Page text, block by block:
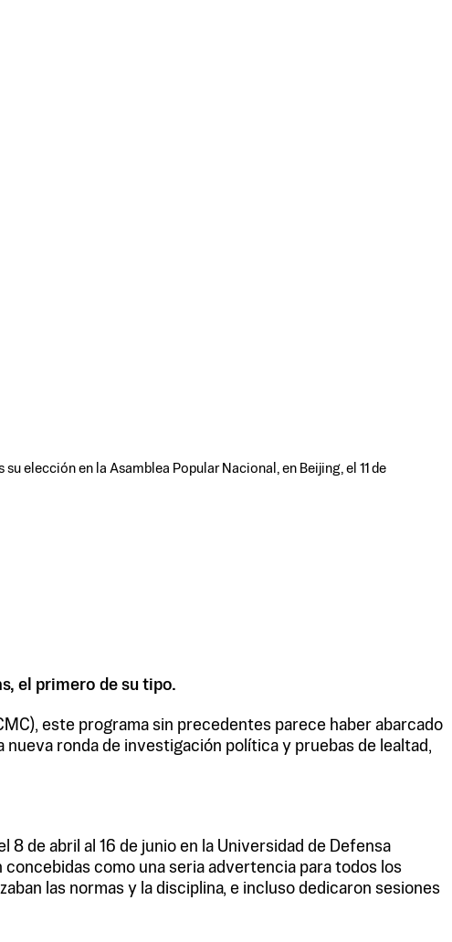
elección en la Asamblea Popular Nacional, en Beijing, el 11 de
el primero de su tipo.
este programa sin precedentes parece haber abarcado
ronda de investigación política y pruebas de lealtad,
de abril al 16 de junio en la Universidad de Defensa
como una seria advertencia para todos los
las normas y la disciplina, e incluso dedicaron sesiones